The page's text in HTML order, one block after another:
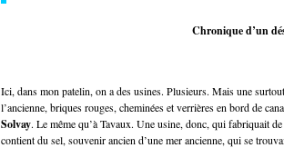
Chronique d’un
Ici, dans mon patelin, on a des usines. Plusieurs. Mais une
l’ancienne, briques rouges, cheminées et verrières en bord de
Solvay. Le même qu’à Tavaux. Une usine, donc, qui fabriquait
contient du sel, souvenir ancien d’une mer ancienne, qui se